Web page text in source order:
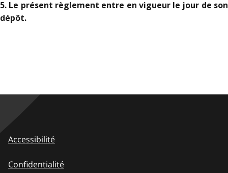
5. Le présent règlement entre en vigueur le jour de son
dépôt.
Accessibilité
Confidentialité